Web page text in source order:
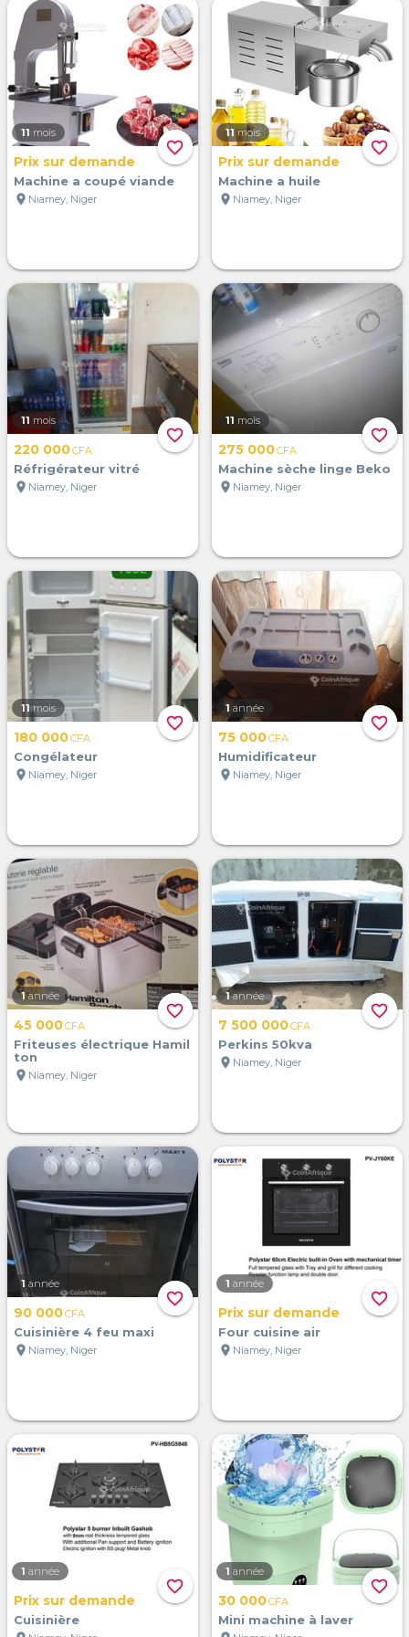
favorite_border
11 mois
Prix sur demande
Machine a coupé viande
location_on Niamey, Niger
favorite_border
11 mois
Prix sur demande
Machine a huile
location_on Niamey, Niger
favorite_border
11 mois
220 000CFA
Réfrigérateur vitré
location_on Niamey, Niger
favorite_border
11 mois
275 000CFA
Machine sèche linge Beko
location_on Niamey, Niger
favorite_border
11 mois
180 000CFA
Congélateur
location_on Niamey, Niger
favorite_border
1 année
75 000CFA
Humidificateur
location_on Niamey, Niger
favorite_border
1 année
45 000CFA
Friteuses électrique Hamil
ton
location_on Niamey, Niger
favorite_border
1 année
7 500 000CFA
Perkins 50kva
location_on Niamey, Niger
favorite_border
1 année
90 000CFA
Cuisinière 4 feu maxi
location_on Niamey, Niger
favorite_border
1 année
Prix sur demande
Four cuisine air
location_on Niamey, Niger
favorite_border
1 année
Prix sur demande
Cuisinière
favorite_border
1 année
30 000CFA
Mini machine à laver